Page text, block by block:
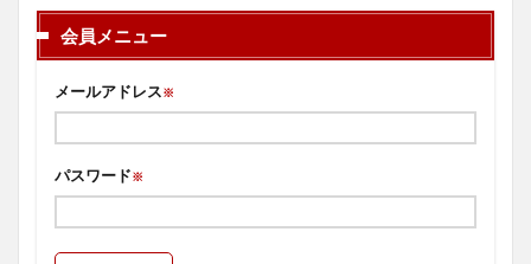
会員メニュー
メールアドレス※
パスワード※